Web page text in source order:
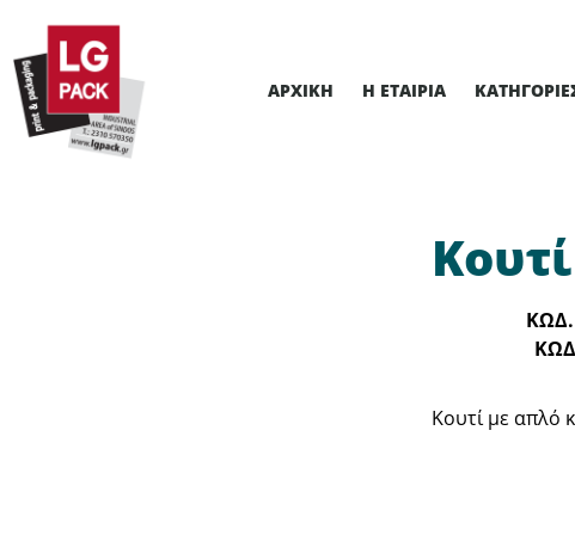
ΑΡΧΙΚΉ Η ΕΤΑΙΡΊΑ
ΚΩΔ.
Κουτί με απλό